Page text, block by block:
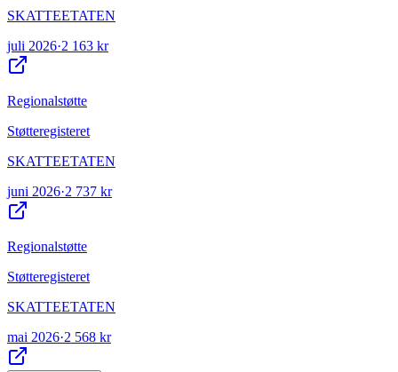
SKATTEETATEN
juli 2026·2 163 kr
Regionalstøtte
Støtteregisteret
SKATTEETATEN
juni 2026·2 737 kr
Regionalstøtte
Støtteregisteret
SKATTEETATEN
mai 2026·2 568 kr